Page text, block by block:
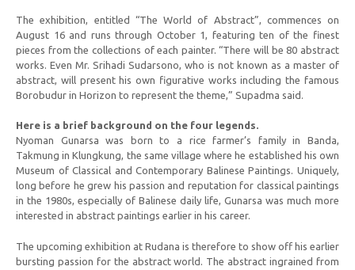
The exhibition, entitled “The World of Abstract”, commences on
August 16 and runs through October 1, featuring ten of the finest
pieces from the collections of each painter. “There will be 80 abstract
works. Even Mr. Srihadi Sudarsono, who is not known as a master of
abstract, will present his own figurative works including the famous
Borobudur in Horizon to represent the theme,” Supadma said.
Here is a brief background on the four legends.
Nyoman Gunarsa was born to a rice farmer’s family in Banda,
Takmung in Klungkung, the same village where he established his own
Museum of Classical and Contemporary Balinese Paintings. Uniquely,
long before he grew his passion and reputation for classical paintings
in the 1980s, especially of Balinese daily life, Gunarsa was much more
interested in abstract paintings earlier in his career.
The upcoming exhibition at Rudana is therefore to show off his earlier
bursting passion for the abstract world. The abstract ingrained from